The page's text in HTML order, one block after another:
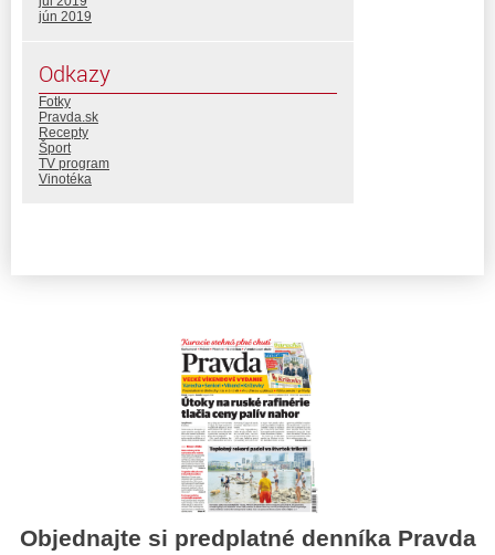
jún 2019
Odkazy
Fotky
Pravda.sk
Recepty
Šport
TV program
Vinotéka
Objednajte si predplatné denníka Pravda